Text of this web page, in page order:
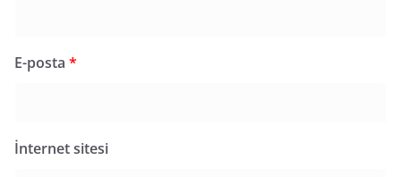
E-posta *
İnternet sitesi